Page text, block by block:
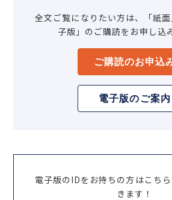
全文ご覧になりたい方は、「紙
子版」のご購読をお申し込
ご購読のお申込
電子版のご案内
電子版のIDをお持ちの方はこち
きます！